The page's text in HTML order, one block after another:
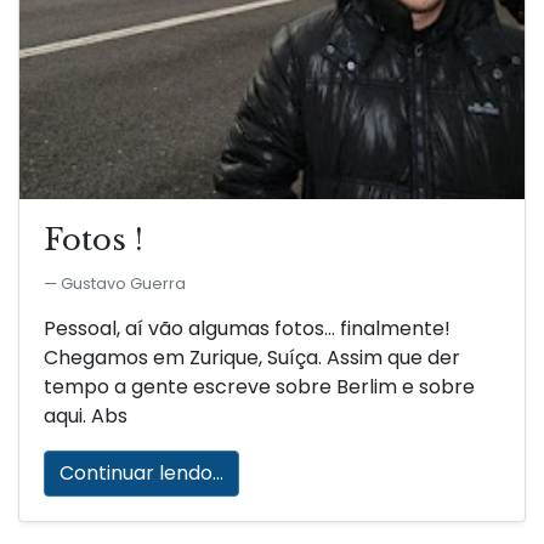
Fotos !
Gustavo Guerra
Pessoal, aí vão algumas fotos… finalmente!
Chegamos em Zurique, Suíça. Assim que der
tempo a gente escreve sobre Berlim e sobre
aqui. Abs
Continuar lendo...